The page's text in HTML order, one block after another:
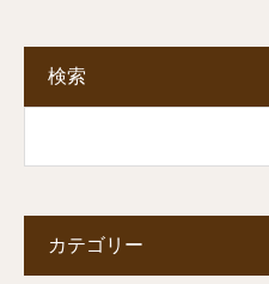
検索
カテゴリー